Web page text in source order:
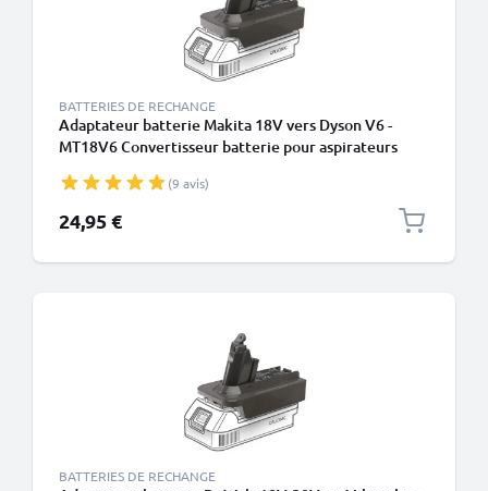
BATTERIES DE RECHANGE
Adaptateur batterie Makita 18V vers Dyson V6 -
MT18V6 Convertisseur batterie pour aspirateurs
(9 avis)
24,95 €
BATTERIES DE RECHANGE